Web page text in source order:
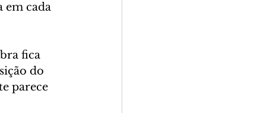
em cada
fica
do
parece